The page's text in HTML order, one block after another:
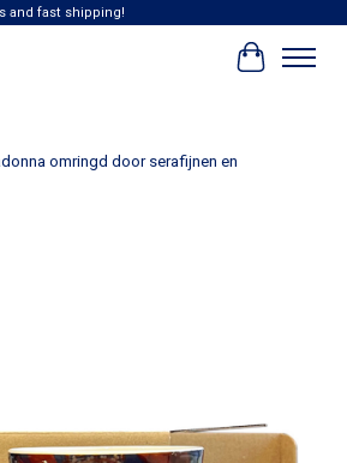
and fast shipping!
omringd door serafijnen en